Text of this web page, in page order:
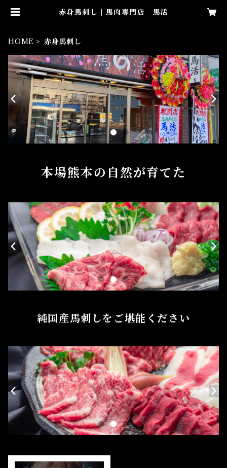
赤身馬刺し | 馬肉専門店 馬活
HOME 赤身馬刺し
本場熊本の自然が育てた
純国産馬刺しをご堪能ください